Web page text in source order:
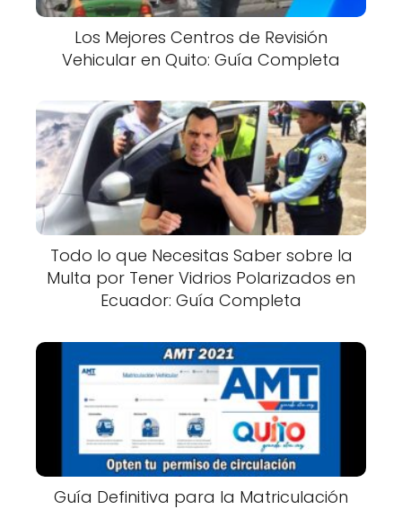
Los Mejores Centros de Revisión
Vehicular en Quito: Guía Completa
Todo lo que Necesitas Saber sobre la
Multa por Tener Vidrios Polarizados en
Ecuador: Guía Completa
Guía Definitiva para la Matriculación